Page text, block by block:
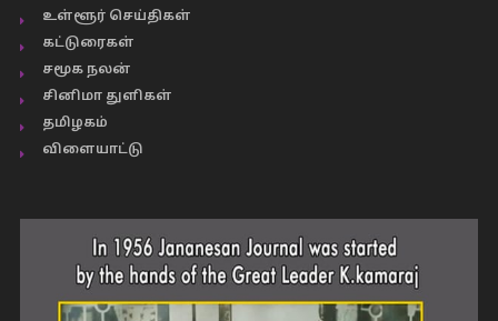
உள்ளூர் செய்திகள்
கட்டுரைகள்
சமூக நலன்
சினிமா துளிகள்
தமிழகம்
விளையாட்டு